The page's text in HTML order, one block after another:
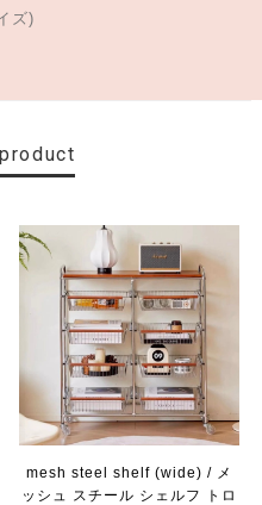
ズ)
mesh steel shelf (wide) / メ
ッシュ スチール シェルフ トロ